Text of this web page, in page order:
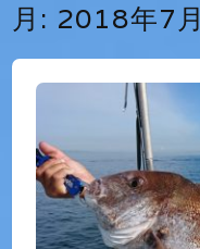
月: 2018年7月